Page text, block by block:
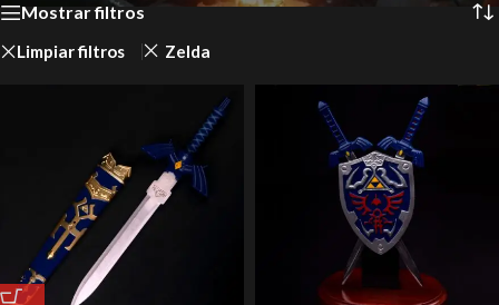
Mostrar filtros
Limpiar filtros Zelda